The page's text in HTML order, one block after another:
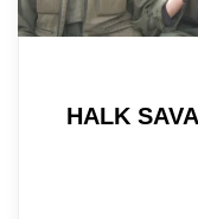
HALK